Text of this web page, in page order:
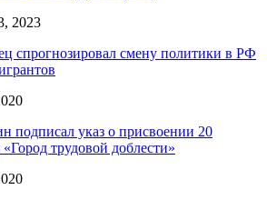
2023
спрогнозировал смену политики в РФ
подписал указ о присвоении 20
трудовой доблести»